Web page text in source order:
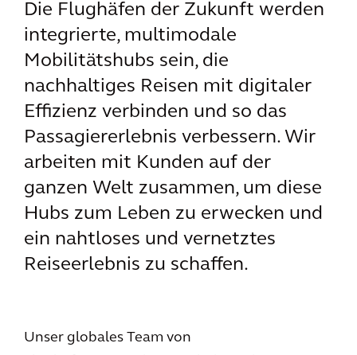
Die Flughäfen der Zukunft werden
integrierte, multimodale
Mobilitätshubs sein, die
nachhaltiges Reisen mit digitaler
Effizienz verbinden und so das
Passagiererlebnis verbessern. Wir
arbeiten mit Kunden auf der
ganzen Welt zusammen, um diese
Hubs zum Leben zu erwecken und
ein nahtloses und vernetztes
Reiseerlebnis zu schaffen.
Unser globales Team von